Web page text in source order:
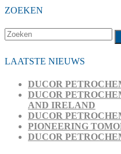
ZOEKEN
Zoeken
LAATSTE NIEUWS
DUCOR
DUCOR
AND IRELAND
DUCOR
PIONEERING
DUCOR